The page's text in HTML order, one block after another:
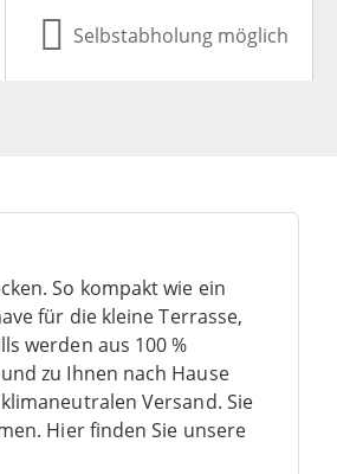
So kompakt wie ein
für die kleine Terrasse,
werden aus 100 %
zu Ihnen nach Hause
Versand. Sie
Hier finden Sie unsere
Selbstabholung möglich